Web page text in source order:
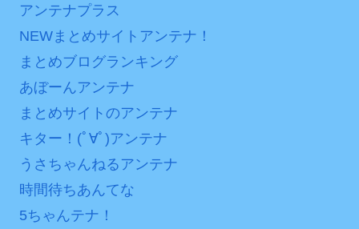
アンテナプラス
NEWまとめサイトアンテナ！
まとめブログランキング
あぼーんアンテナ
まとめサイトのアンテナ
キター！(ﾟ∀ﾟ)アンテナ
うさちゃんねるアンテナ
時間待ちあんてな
5ちゃんテナ！